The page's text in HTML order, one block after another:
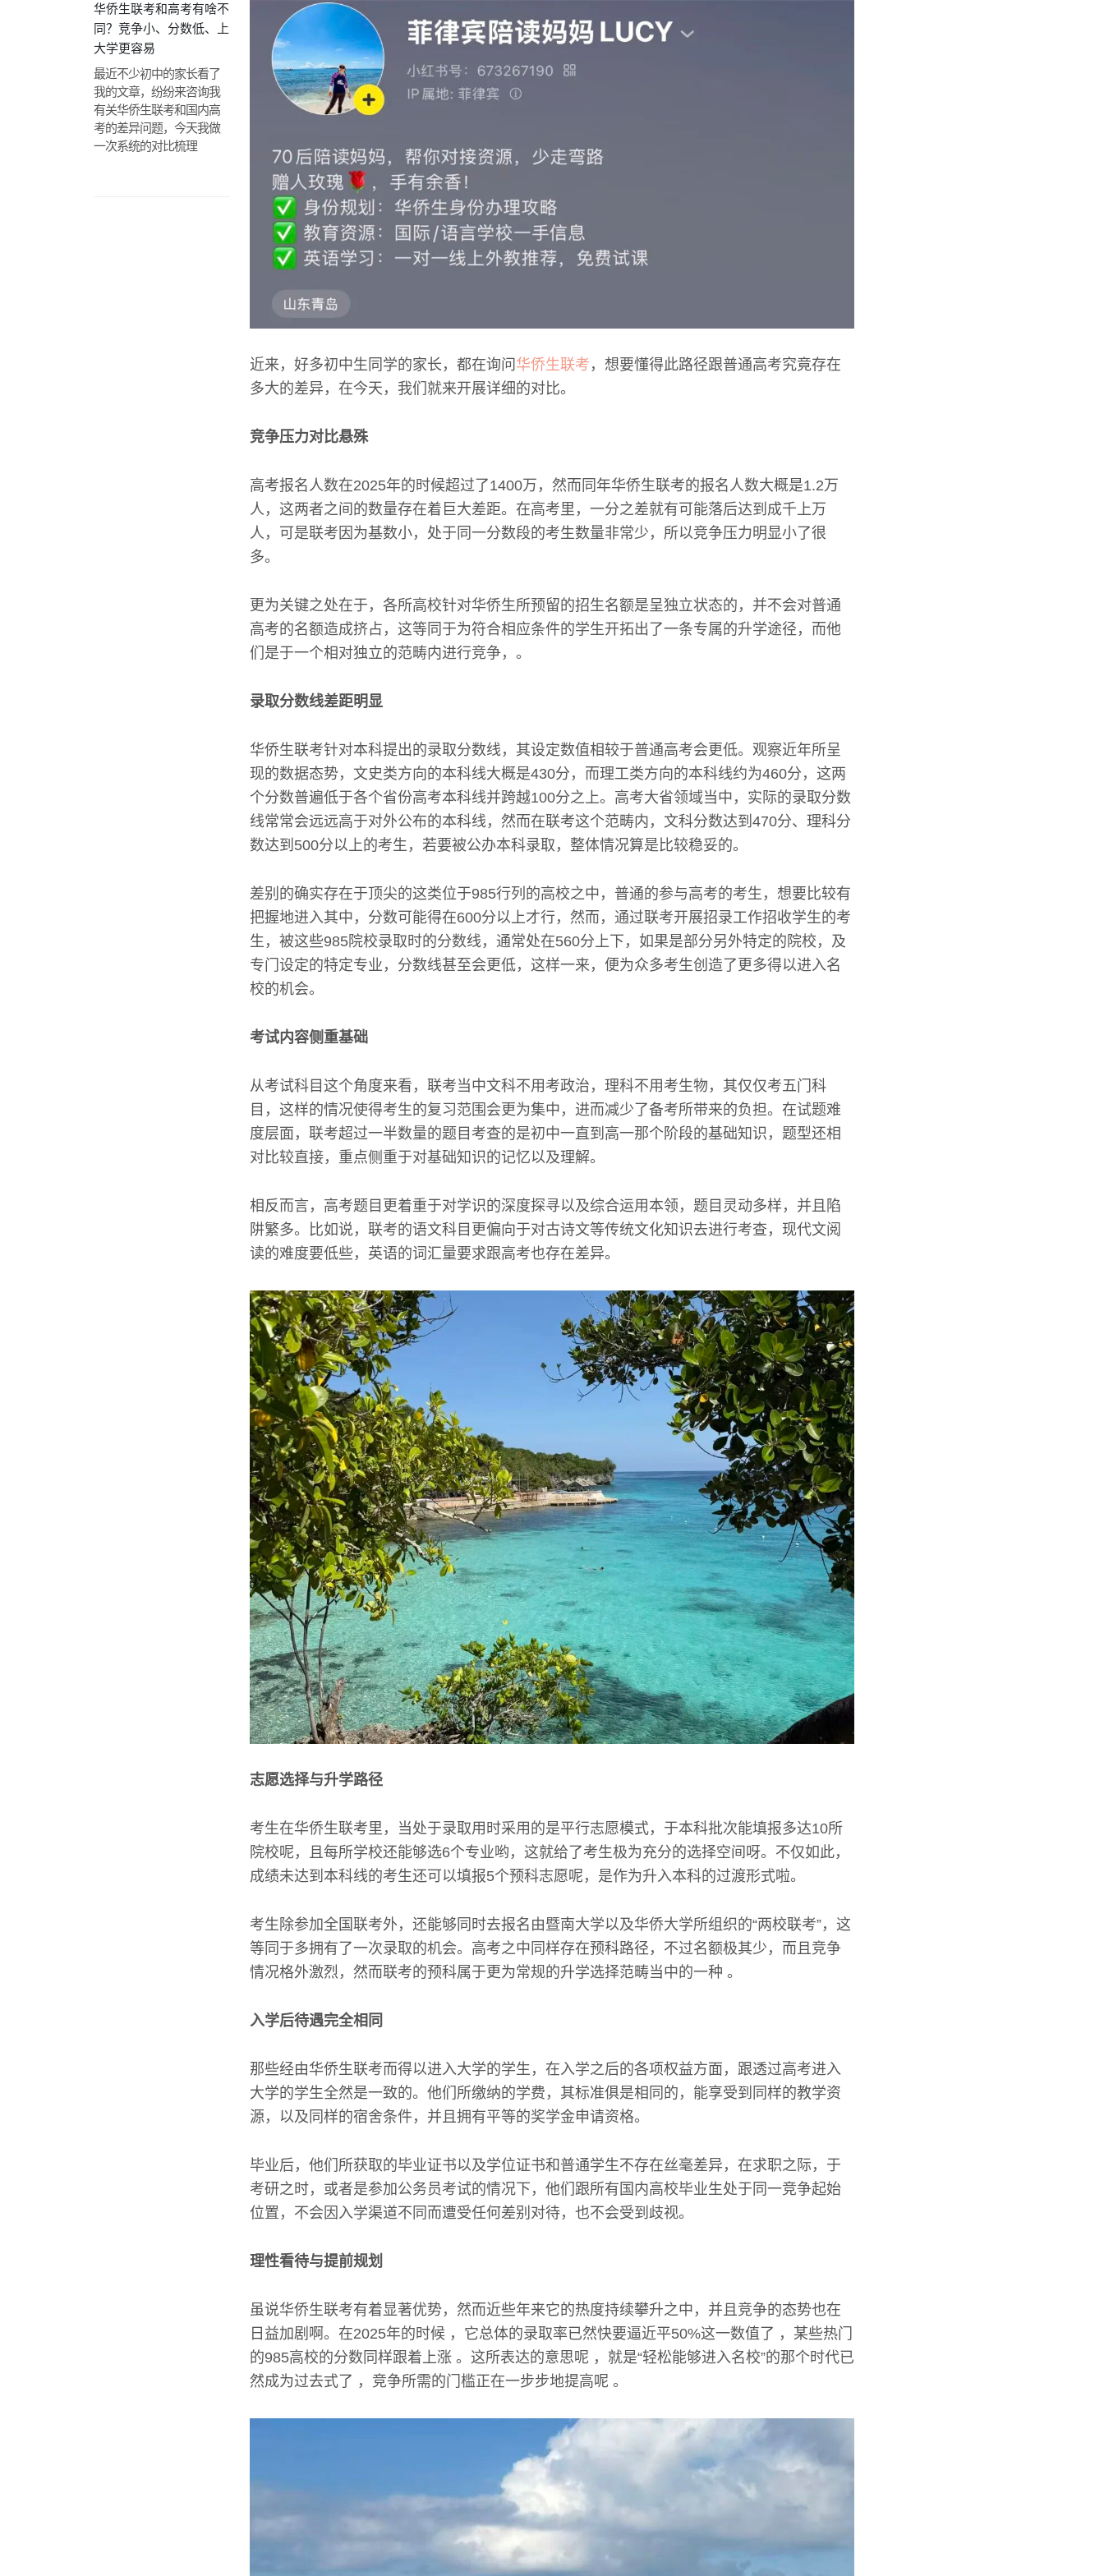
华侨生联考和高考有啥不
同？竞争小、分数低、上
大学更容易
最近不少初中的家长看了
我的文章，纷纷来咨询我
有关华侨生联考和国内高
考的差异问题，今天我做
一次系统的对比梳理
近来，好多初中生同学的家长，都在询问 华侨生联考 ，想要懂得此路径跟普通高考究竟存在
多大的差异，在今天，我们就来开展详细的对比。
竞争压力对比悬殊
高考报名人数在2025年的时候超过了1400万，然而同年华侨生联考的报名人数大概是1.2万
人，这两者之间的数量存在着巨大差距。在高考里，一分之差就有可能落后达到成千上万
人，可是联考因为基数小，处于同一分数段的考生数量非常少，所以竞争压力明显小了很
多。
更为关键之处在于，各所高校针对华侨生所预留的招生名额是呈独立状态的，并不会对普通
高考的名额造成挤占，这等同于为符合相应条件的学生开拓出了一条专属的升学途径，而他
们是于一个相对独立的范畴内进行竞争，。
录取分数线差距明显
华侨生联考针对本科提出的录取分数线，其设定数值相较于普通高考会更低。观察近年所呈
现的数据态势，文史类方向的本科线大概是430分，而理工类方向的本科线约为460分，这两
个分数普遍低于各个省份高考本科线并跨越100分之上。高考大省领域当中，实际的录取分数
线常常会远远高于对外公布的本科线，然而在联考这个范畴内，文科分数达到470分、理科分
数达到500分以上的考生，若要被公办本科录取，整体情况算是比较稳妥的。
差别的确实存在于顶尖的这类位于985行列的高校之中，普通的参与高考的考生，想要比较有
把握地进入其中，分数可能得在600分以上才行，然而，通过联考开展招录工作招收学生的考
生，被这些985院校录取时的分数线，通常处在560分上下，如果是部分另外特定的院校，及
专门设定的特定专业，分数线甚至会更低，这样一来，便为众多考生创造了更多得以进入名
校的机会。
考试内容侧重基础
从考试科目这个角度来看，联考当中文科不用考政治，理科不用考生物，其仅仅考五门科
目，这样的情况使得考生的复习范围会更为集中，进而减少了备考所带来的负担。在试题难
度层面，联考超过一半数量的题目考查的是初中一直到高一那个阶段的基础知识，题型还相
对比较直接，重点侧重于对基础知识的记忆以及理解。
相反而言，高考题目更着重于对学识的深度探寻以及综合运用本领，题目灵动多样，并且陷
阱繁多。比如说，联考的语文科目更偏向于对古诗文等传统文化知识去进行考查，现代文阅
读的难度要低些，英语的词汇量要求跟高考也存在差异。
志愿选择与升学路径
考生在华侨生联考里，当处于录取用时采用的是平行志愿模式，于本科批次能填报多达10所
院校呢，且每所学校还能够选6个专业哟，这就给了考生极为充分的选择空间呀。不仅如此，
成绩未达到本科线的考生还可以填报5个预科志愿呢，是作为升入本科的过渡形式啦。
考生除参加全国联考外，还能够同时去报名由暨南大学以及华侨大学所组织的“两校联考”，这
等同于多拥有了一次录取的机会。高考之中同样存在预科路径，不过名额极其少，而且竞争
情况格外激烈，然而联考的预科属于更为常规的升学选择范畴当中的一种 。
入学后待遇完全相同
那些经由华侨生联考而得以进入大学的学生，在入学之后的各项权益方面，跟透过高考进入
大学的学生全然是一致的。他们所缴纳的学费，其标准俱是相同的，能享受到同样的教学资
源，以及同样的宿舍条件，并且拥有平等的奖学金申请资格。
毕业后，他们所获取的毕业证书以及学位证书和普通学生不存在丝毫差异，在求职之际，于
考研之时，或者是参加公务员考试的情况下，他们跟所有国内高校毕业生处于同一竞争起始
位置，不会因入学渠道不同而遭受任何差别对待，也不会受到歧视。
理性看待与提前规划
虽说华侨生联考有着显著优势，然而近些年来它的热度持续攀升之中，并且竞争的态势也在
日益加剧啊。在2025年的时候 ，它总体的录取率已然快要逼近平50%这一数值了 ，某些热门
的985高校的分数同样跟着上涨 。这所表达的意思呢 ，就是“轻松能够进入名校”的那个时代已
然成为过去式了 ，竞争所需的门槛正在一步步地提高呢 。